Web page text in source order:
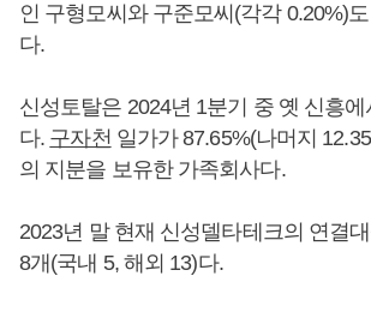
인 구형모씨와 구준모씨(각각 0.20%)
다.
신성토탈은 2024년 1분기 중 옛 신흥
다. 구자천 일가가 87.65%(나머지
의 지분을 보유한 가족회사다.
2023년 말 현재 신성델타테크의 연결
8개(국내 5, 해외 13)다.